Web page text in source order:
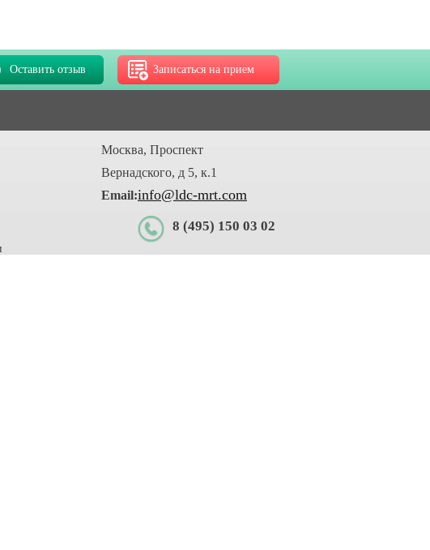
Оставить отзыв Записаться на прием
Москва, Проспект
Вернадского, д 5, к.1
Email:info@ldc-mrt.com
8 (495) 150 03 02